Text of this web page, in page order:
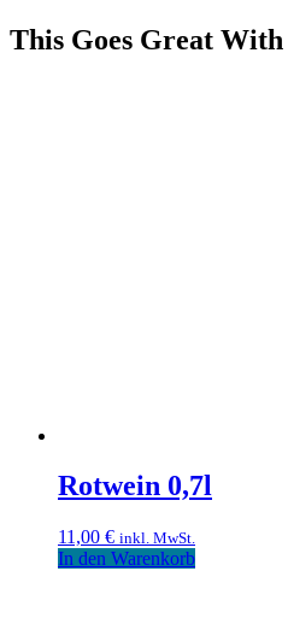
This Goes Great With
Rotwein 0,7l
11,00 € inkl. MwSt.
In den Warenkorb